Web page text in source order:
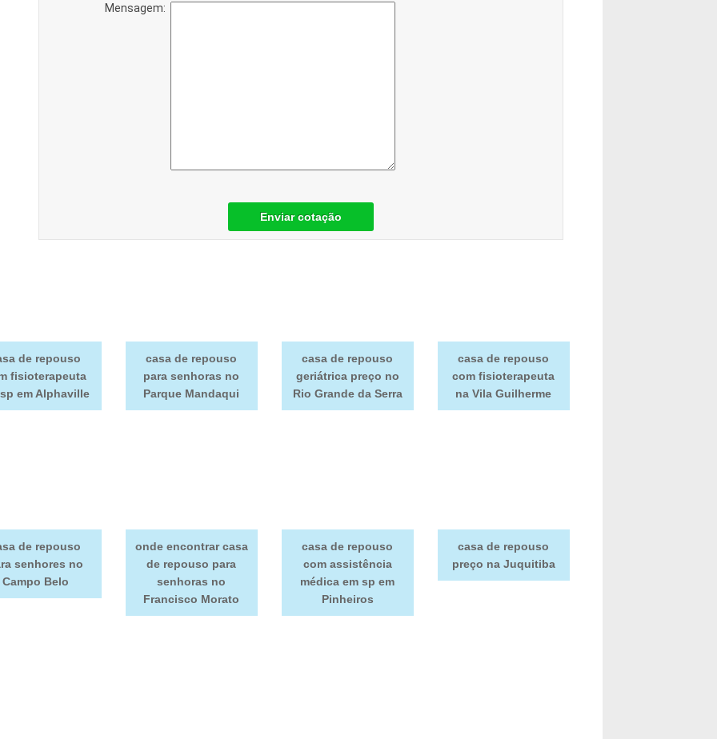
Mensagem:
Enviar cotação
de repouso
fisioterapeuta
em Alphaville
casa de repouso
para senhoras no
Parque Mandaqui
casa de repouso
geriátrica preço no
Rio Grande da Serra
casa de repouso
com fisioterapeuta
na Vila Guilherme
de repouso
senhores no
Campo Belo
onde encontrar casa
de repouso para
senhoras no
Francisco Morato
casa de repouso
com assistência
médica em sp em
Pinheiros
casa de repouso
preço na Juquitiba